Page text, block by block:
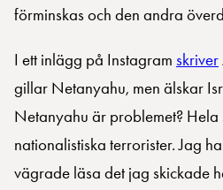
förminskas och den andra
I ett inlägg på Instagram skriver
gillar Netanyahu, men älskar
Netanyahu är problemet?
nationalistiska terrorister. Jag
vägrade läsa det jag skickade